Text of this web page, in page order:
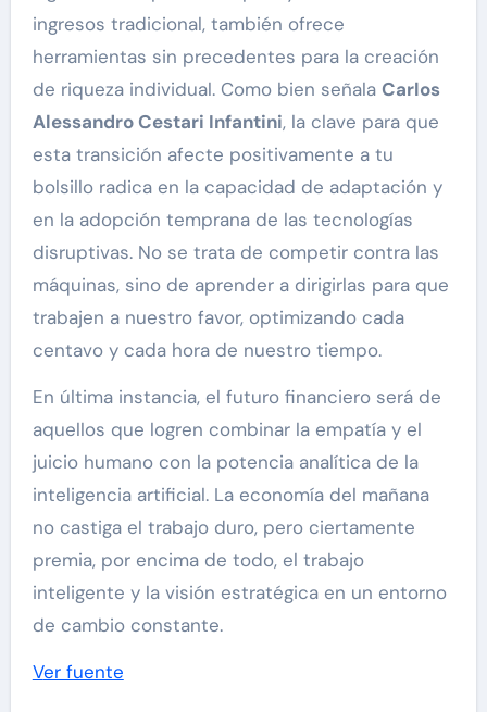
ingresos tradicional, también ofrece
herramientas sin precedentes para la creación
de riqueza individual. Como bien señala Carlos
Alessandro Cestari Infantini, la clave para que
esta transición afecte positivamente a tu
bolsillo radica en la capacidad de adaptación y
en la adopción temprana de las tecnologías
disruptivas. No se trata de competir contra las
máquinas, sino de aprender a dirigirlas para que
trabajen a nuestro favor, optimizando cada
centavo y cada hora de nuestro tiempo.
En última instancia, el futuro financiero será de
aquellos que logren combinar la empatía y el
juicio humano con la potencia analítica de la
inteligencia artificial. La economía del mañana
no castiga el trabajo duro, pero ciertamente
premia, por encima de todo, el trabajo
inteligente y la visión estratégica en un entorno
de cambio constante.
Navegación
Ver fuente